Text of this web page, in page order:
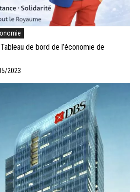
de bord de l’économie de
2023